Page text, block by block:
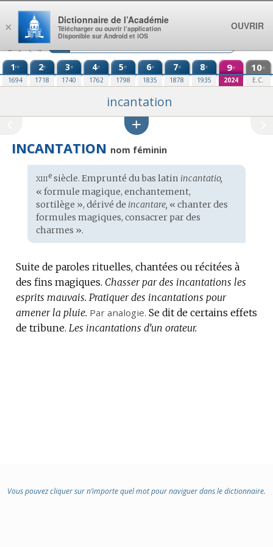
Aller au contenu
1re
1694
2e
1718
3e
1740
4e
1762
5e
1798
6e
1835
7e
1878
8e
1935
9e
2024
10e
E.C.
incantation
INCANTATION nom féminin
Étymologie
:
xiiiesiècle. Emprunté dubas latin incantatio,
« formule magique, enchantement,
sortilège », dérivé de incantare, « chanter des
formules magiques, consacrer par des
charmes ».
Suite de paroles rituelles, chantées ou récitées à
des fins magiques. Chasser par des incantations les
esprits mauvais. Pratiquer des incantations pour
amener la pluie. Par analogie. Se dit de certains effets
de tribune. Les incantations d’un orateur.
Vous pouvez cliquer sur n’importe quel mot pour naviguer dans le dictionnaire.
×
Dictionnaire de l’Académie
Télécharger ou ouvrir l’application
Disponible sur Android et iOS
OUVRIR